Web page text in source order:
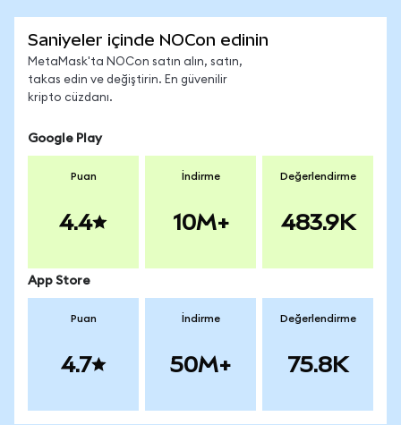
Saniyeler içinde NOCon edinin
MetaMask'ta NOCon satın alın, satın,
takas edin ve değiştirin. En güvenilir
kripto cüzdanı.
Google Play
Puan
4.4
İndirme
10M+
Değerlendirme
483.9K
App Store
Puan
4.7
İndirme
50M+
Değerlendirme
75.8K